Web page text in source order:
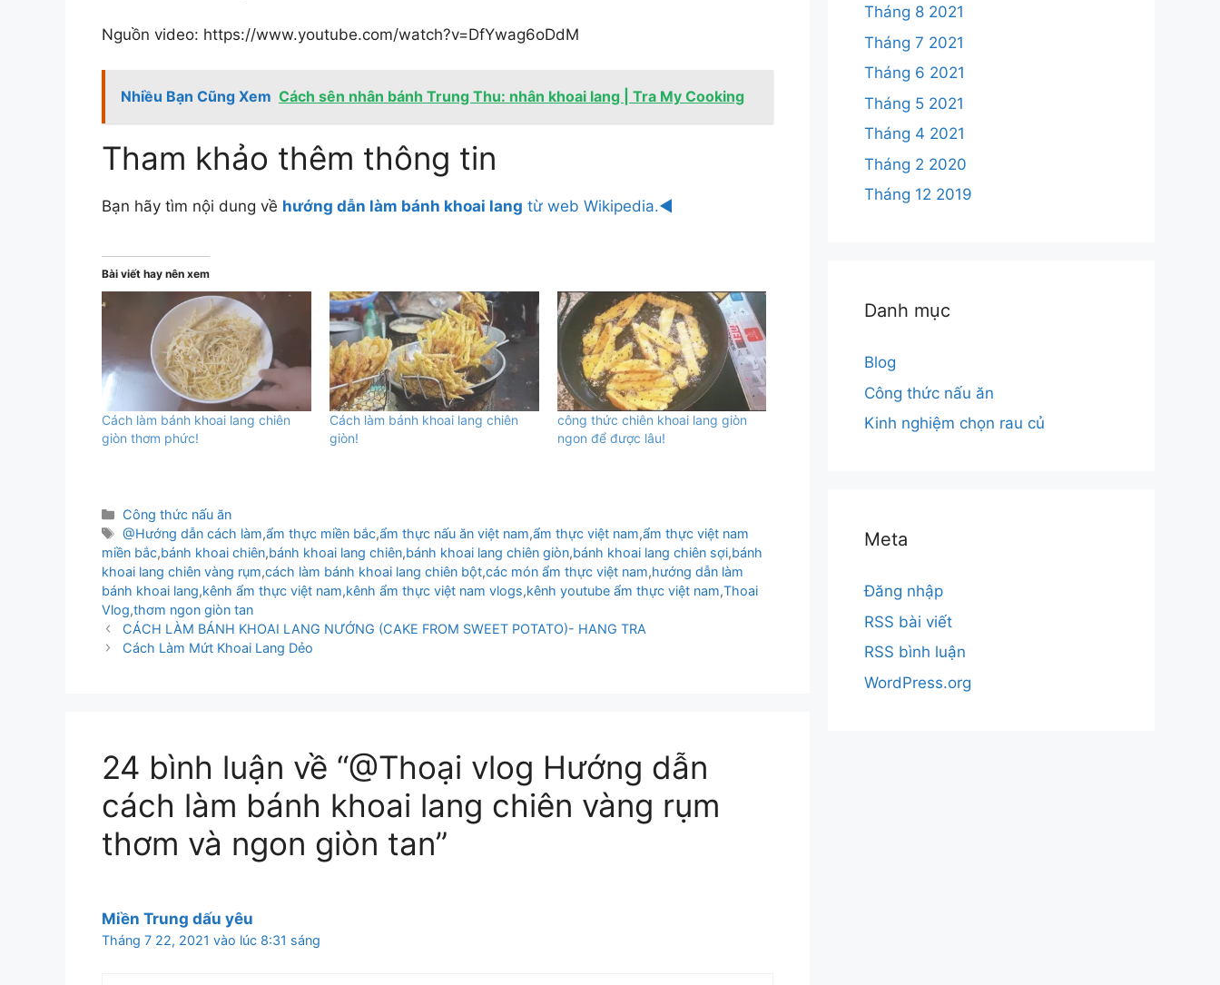
Nguồn video: https://www.youtube.com/watch?v=DfYwag6oDdM
Nhiều Bạn Cũng Xem Cách sên nhân bánh Trung Thu: nhân khoai lang | Tra My Cooking
Tham khảo thêm thông tin
Bạn hãy tìm nội dung về hướng dẫn làm bánh khoai lang từ web Wikipedia.◄
Bài viết hay nên xem
Cách làm bánh khoai lang chiên
giòn thơm phức!
Cách làm bánh khoai lang chiên
giòn!
công thức chiên khoai lang giòn
ngon để được lâu!
Danh
mục
Công thức nấu ăn
Thẻ
@Hướng dẫn cách làm,ẩm thực miền bắc,ẩm thực nấu ăn việt nam,ẩm thực việt nam,ẩm thực việt nam
miền bắc,bánh khoai chiên,bánh khoai lang chiên,bánh khoai lang chiên giòn,bánh khoai lang chiên sợi,bánh
khoai lang chiên vàng rụm,cách làm bánh khoai lang chiên bột,các món ẩm thực việt nam,hướng dẫn làm
bánh khoai lang,kênh ẩm thực việt nam,kênh ẩm thực việt nam vlogs,kênh youtube ẩm thực việt nam,Thoai
Vlog,thơm ngon giòn tan
CÁCH LÀM BÁNH KHOAI LANG NƯỚNG (CAKE FROM SWEET POTATO)- HANG TRA
Cách Làm Mứt Khoai Lang Dẻo
24 bình luận về “@Thoại vlog Hướng dẫn
cách làm bánh khoai lang chiên vàng rụm
thơm và ngon giòn tan”
Miền Trung dấu yêu
Tháng 7 22, 2021 vào lúc 8:31 sáng
Tháng 8 2021
Tháng 7 2021
Tháng 6 2021
Tháng 5 2021
Tháng 4 2021
Tháng 2 2020
Tháng 12 2019
Danh mục
Blog
Công thức nấu ăn
Kinh nghiệm chọn rau củ
Meta
Đăng nhập
RSS bài viết
RSS bình luận
WordPress.org